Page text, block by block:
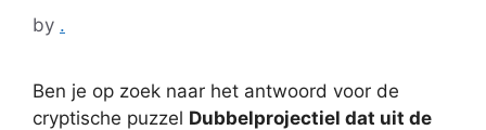
by .
Ben je op zoek naar het antwoord voor de
cryptische puzzel Dubbelprojectiel dat uit de